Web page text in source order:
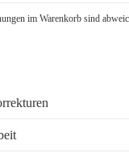
im Warenkorb sind